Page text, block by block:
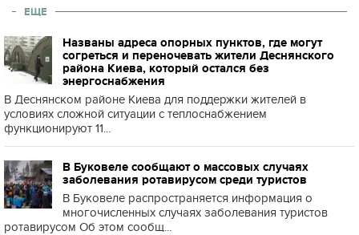
ЕЩЕ
Названы адреса опорных пунктов, где могут
согреться и переночевать жители Деснянского
района Киева, который остался без
энергоснабжения
В Деснянском районе Киева для поддержки жителей в
условиях сложной ситуации с теплоснабжением
функционируют 11...
В Буковеле сообщают о массовых случаях
заболевания ротавирусом среди туристов
В Буковеле распространяется информация о
многочисленных случаях заболевания туристов
ротавирусом Об этом сообщ...